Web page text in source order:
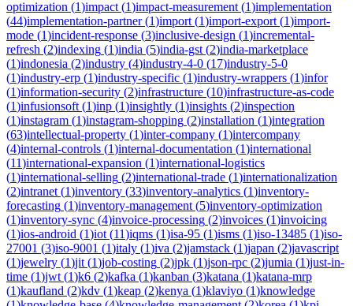
optimization (1)impact (1)impact-measurement (1)implementation
(44)implementation-partner(1)import (1)import-export (1)import-
mode (1)incident-response (3)inclusive-design (1)incremental-
refresh (2)indexing (1)india (5)india-gst (2)india-marketplace
(1)indonesia (2)industry (4)industry-4-0 (17)industry-5-0
(1)industry-erp (1)industry-specific (1)industry-wrappers (1)infor
(1)information-security (2)infrastructure (10)infrastructure-as-code
(1)infusionsoft (1)inp (1)insightly (1)insights (2)inspection
(1)instagram (1)instagram-shopping (2)installation (1)integration
(63)intellectual-property (1)inter-company (1)intercompany
(4)internal-controls (1)internal-documentation (1)international
(11)international-expansion (1)international-logistics
(1)international-selling (2)international-trade (1)internationalization
(2)intranet (1)inventory (33)inventory-analytics (1)inventory-
forecasting (1)inventory-management (5)inventory-optimization
(1)inventory-sync (4)invoice-processing (2)invoices (1)invoicing
(1)ios-android (1)iot (11)iqms (1)isa-95 (1)isms (1)iso-13485 (1)iso-
27001 (3)iso-9001 (1)italy (1)iva (2)jamstack (1)japan (2)javascript
(1)jewelry (1)jit (1)job-costing (2)jpk (1)json-rpc (2)jumia (1)just-in-
time (1)jwt (1)k6 (2)kafka (1)kanban (3)katana (1)katana-mrp
(1)kaufland (2)kdv (1)keap (2)kenya (1)klaviyo (1)knowledge